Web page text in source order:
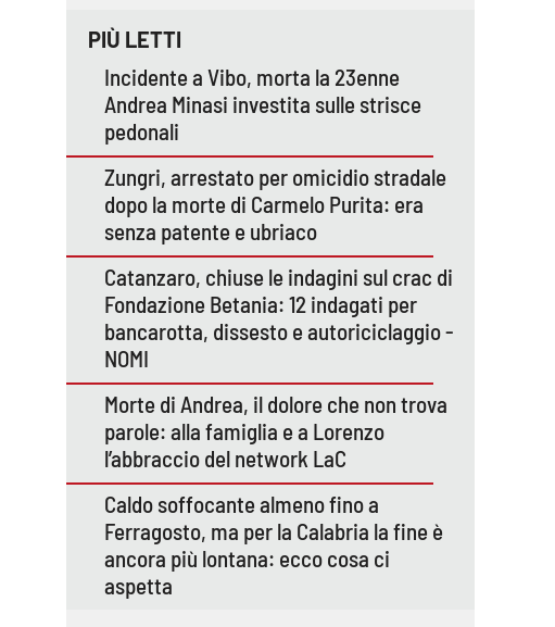
PIÙ LETTI
Incidente a Vibo, morta la 23enne
Andrea Minasi investita sulle strisce
pedonali
Zungri, arrestato per omicidio stradale
dopo la morte di Carmelo Purita: era
senza patente e ubriaco
Catanzaro, chiuse le indagini sul crac di
Fondazione Betania: 12 indagati per
bancarotta, dissesto e autoriciclaggio -
NOMI
Morte di Andrea, il dolore che non trova
parole: alla famiglia e a Lorenzo
l’abbraccio del network LaC
Caldo soffocante almeno fino a
Ferragosto, ma per la Calabria la fine è
ancora più lontana: ecco cosa ci
aspetta